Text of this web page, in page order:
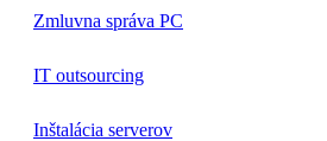
Zmluvna správa PC
IT outsourcing
Inštalácia serverov